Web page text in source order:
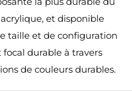
et disponible
taille et de configuration
durable à travers
de couleurs durables.